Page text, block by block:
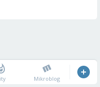
Mikroblog